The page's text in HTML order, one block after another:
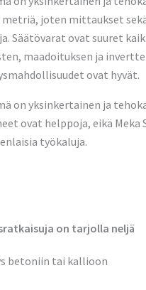
metriä, joten mittaukset
Säätövarat ovat suuret
maadoituksen ja
ovat hyvät.
on yksinkertainen ja
ovat helppoja, eikä Meka
työkaluja.
on tarjolla neljä
betoniin tai kallioon